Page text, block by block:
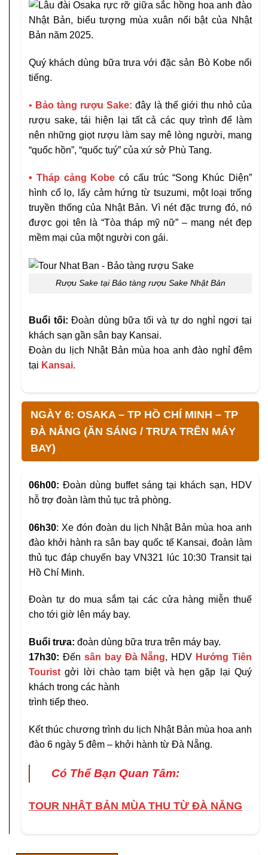
Quý khách dùng bữa trưa với đặc sản Bò Kobe nổi
tiếng.
• Bảo tàng rượu Sake: đây là thế giới thu nhỏ của
rượu sake, tái hiện lại tất cả các quy trình để làm
nên những giọt rượu làm say mê lòng người, mang
“quốc hồn”, “quốc tuý” của xứ sở Phù Tang.
• Tháp cảng Kobe có cấu trúc “Song Khúc Diện”
hình cổ lọ, lấy cảm hứng từ tsuzumi, một loại trống
truyền thống của Nhật Bản. Vì nét đặc trưng đó, nó
được gọi tên là “Tòa tháp mỹ nữ” – mang nét đẹp
mềm mại của một người con gái.
Rượu Sake tại Bảo tàng rượu Sake Nhật Bản
Buổi tối: Đoàn dùng bữa tối và tự do nghỉ ngơi tại
khách sạn gần sân bay Kansai.
Đoàn du lịch Nhật Bản mùa hoa anh đào nghỉ đêm
tại Kansai.
NGÀY 6: OSAKA – TP HỒ CHÍ MINH – TP
ĐÀ NẴNG (ĂN SÁNG / TRƯA TRÊN MÁY
BAY)
06h00: Đoàn dùng buffet sáng tại khách sạn, HDV
hỗ trợ đoàn làm thủ tục trả phòng.
06h30: Xe đón đoàn du lịch Nhật Bản mùa hoa anh
đào khởi hành ra sân bay quốc tế Kansai, đoàn làm
thủ tục đáp chuyến bay VN321 lúc 10:30 Transit tại
Hồ Chí Minh.
Đoàn tự do mua sắm tại các cửa hàng miễn thuế
cho tới giờ lên máy bay.
Buổi trưa: đoàn dùng bữa trưa trên máy bay.
17h30: Đến sân bay Đà Nẵng, HDV Hướng Tiên
Tourist gởi lời chào tạm biệt và hẹn gặp lại Quý
khách trong các hành
trình tiếp theo.
Kết thúc chương trình du lịch Nhật Bản mùa hoa anh
đào 6 ngày 5 đêm – khởi hành từ Đà Nẵng.
Có Thể Bạn Quan Tâm:
TOUR NHẬT BẢN MÙA THU TỪ ĐÀ NẴNG